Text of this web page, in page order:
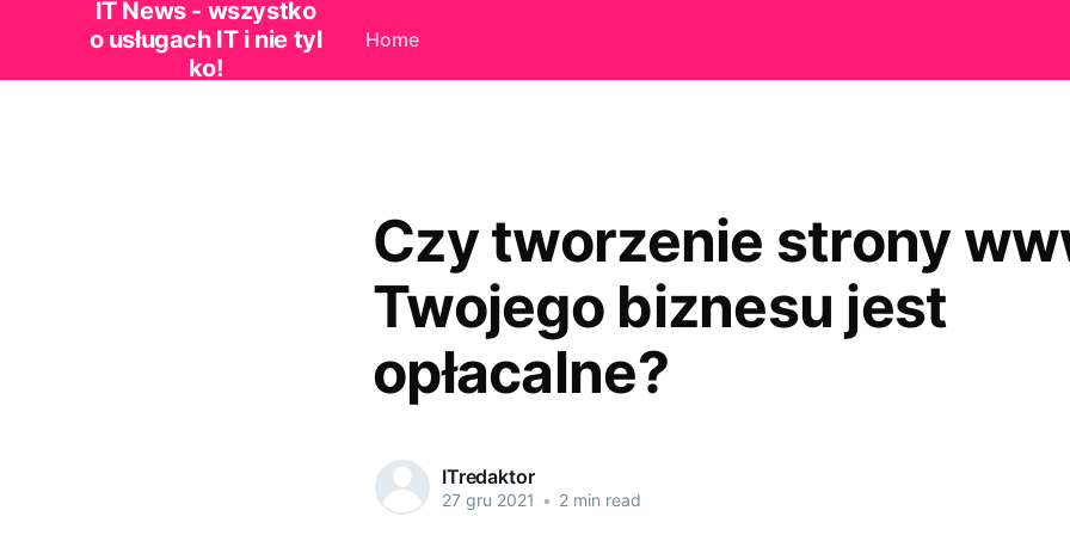
IT News - wszystko
o usługach IT i nie tyl
ko!
Home
Czy tworzenie strony
Twojego biznesu jest
opłacalne?
ITredaktor
27 gru 2021 • 2 min read